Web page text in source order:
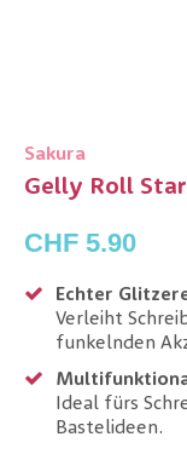
Sakura
Gelly Roll
CHF 5.90
Echter
Verleiht
funkelnden
Ideal fürs
Bastelideen.